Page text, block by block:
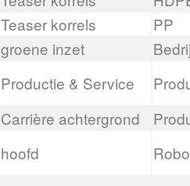
Teaser korrels
PP
groene inzet
Productie & Service
Carrière achtergrond
hoofd